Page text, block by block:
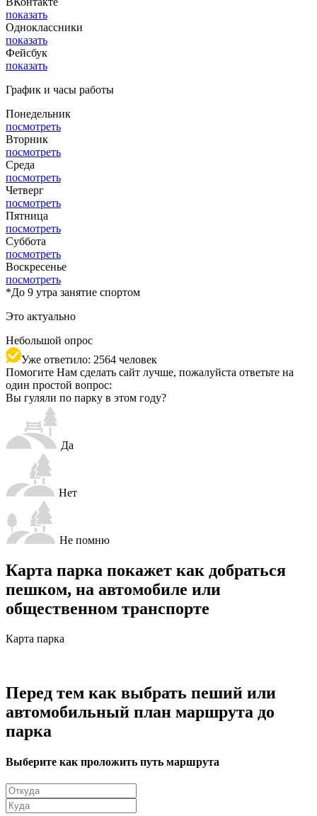
показать
Одноклассники
показать
Фейсбук
показать
График и часы работы
Понедельник
посмотреть
Вторник
посмотреть
Среда
посмотреть
Четверг
посмотреть
Пятница
посмотреть
Суббота
посмотреть
Воскресенье
посмотреть
*До 9 утра занятие спортом
Это актуально
Небольшой опрос
Уже ответило: 2564 человек
Помогите Нам сделать сайт лучше, пожалуйста ответьте на
один простой вопрос:
Вы гуляли по парку в этом году?
Да
Нет
Не помню
Карта парка покажет как добраться
пешком, на автомобиле или
общественном транспорте
Карта парка
Перед тем как выбрать пеший или
автомобильный план маршрута до
парка
Выберите как проложить путь маршрута